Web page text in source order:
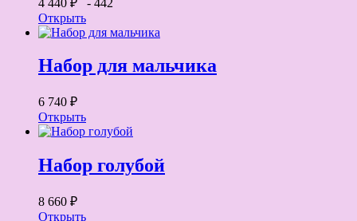
Открыть
Набор для мальчика
6 740 ₽
Открыть
Набор голубой
8 660 ₽
Открыть